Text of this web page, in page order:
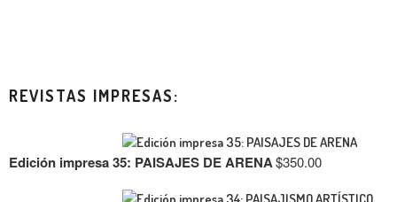
REVISTAS IMPRESAS:
Edición impresa 35: PAISAJES DE ARENA$350.00